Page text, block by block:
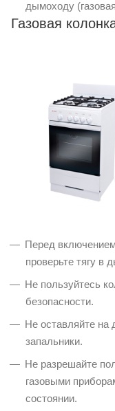
дымоходу
Газовая
Перед
проверьте тягу в
Не пользуйтесь
безопасности.
Не оставляйте на
запальники.
Не разрешайте
газовыми
состоянии.